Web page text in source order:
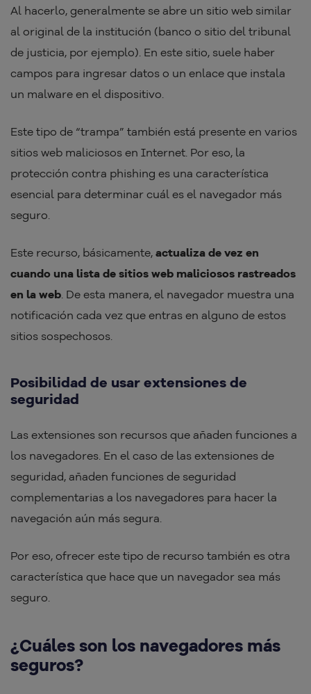
Al hacerlo, generalmente se abre un sitio web similar
al original de la institución (banco o sitio del tribunal
de justicia, por ejemplo). En este sitio, suele haber
campos para ingresar datos o un enlace que instala
un malware en el dispositivo.
Este tipo de “trampa” también está presente en varios
sitios web maliciosos en Internet. Por eso, la
protección contra phishing es una característica
esencial para determinar cuál es el navegador más
seguro.
Este recurso, básicamente, actualiza de vez en
cuando una lista de sitios web maliciosos rastreados
en la web. De esta manera, el navegador muestra una
notificación cada vez que entras en alguno de estos
sitios sospechosos.
Posibilidad de usar extensiones de
seguridad
Las extensiones son recursos que añaden funciones a
los navegadores. En el caso de las extensiones de
seguridad, añaden funciones de seguridad
complementarias a los navegadores para hacer la
navegación aún más segura.
Por eso, ofrecer este tipo de recurso también es otra
característica que hace que un navegador sea más
seguro.
¿Cuáles son los navegadores más
seguros?